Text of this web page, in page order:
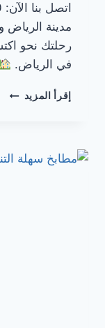
اتصل بنا الآن: 0557094290
مدينة الرياض
رحلتك نحو
في الرياض.
إقرأ المزيد مطابخ